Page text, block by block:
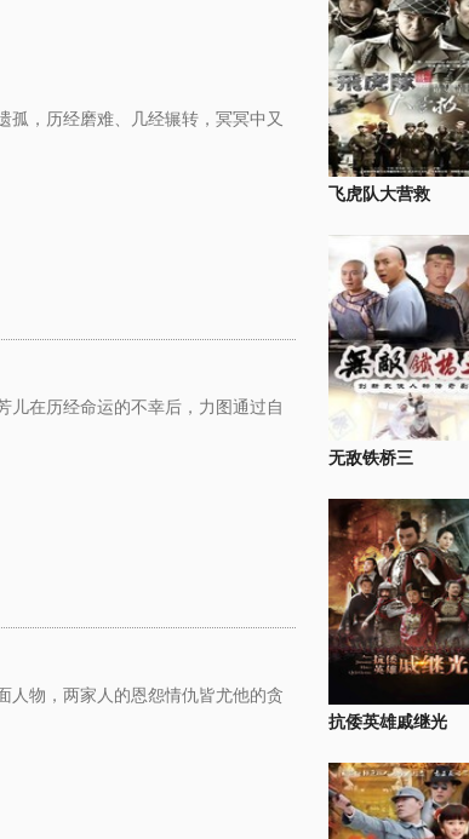
孤，历经磨难、几经辗转，冥冥中又
儿在历经命运的不幸后，力图通过自
人物，两家人的恩怨情仇皆尤他的贪
飞虎队大营救
无敌铁桥三
抗倭英雄戚继光